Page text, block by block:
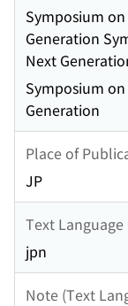
Symposium
Generation
Next
Symposium
Generation
Place of
JP
Text Language
jpn
Note (Text